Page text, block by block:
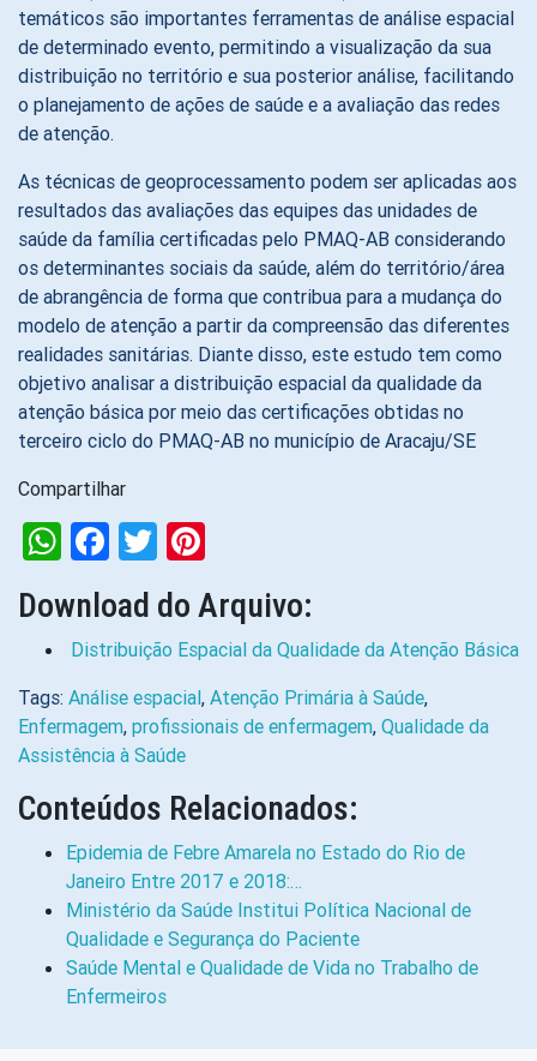
temáticos são importantes ferramentas de análise espacial
de determinado evento, permitindo a visualização da sua
distribuição no território e sua posterior análise, facilitando
o planejamento de ações de saúde e a avaliação das redes
de atenção.
As técnicas de geoprocessamento podem ser aplicadas aos
resultados das avaliações das equipes das unidades de
saúde da família certificadas pelo PMAQ-AB considerando
os determinantes sociais da saúde, além do território/área
de abrangência de forma que contribua para a mudança do
modelo de atenção a partir da compreensão das diferentes
realidades sanitárias. Diante disso, este estudo tem como
objetivo analisar a distribuição espacial da qualidade da
atenção básica por meio das certificações obtidas no
terceiro ciclo do PMAQ-AB no município de Aracaju/SE
Compartilhar
WhatsApp
Facebook
Twitter
Download do Arquivo:
Distribuição Espacial da Qualidade da Atenção Básica
Tags: Análise espacial, Atenção Primária à Saúde,
Enfermagem, profissionais de enfermagem, Qualidade da
Assistência à Saúde
Conteúdos Relacionados:
Epidemia de Febre Amarela no Estado do Rio de
Janeiro Entre 2017 e 2018:…
Ministério da Saúde Institui Política Nacional de
Qualidade e Segurança do Paciente
Saúde Mental e Qualidade de Vida no Trabalho de
Enfermeiros